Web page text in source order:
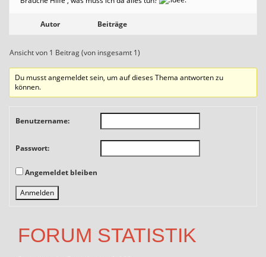
Autor Beiträge
Ansicht von 1 Beitrag (von insgesamt 1)
Du musst angemeldet sein, um auf dieses Thema antworten zu
können.
Benutzername:
Passwort:
Angemeldet bleiben
Anmelden
FORUM STATISTIK